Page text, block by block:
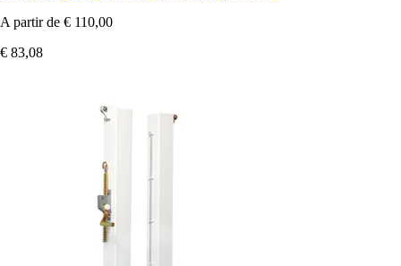
A partir de € 110,00
€ 83,08